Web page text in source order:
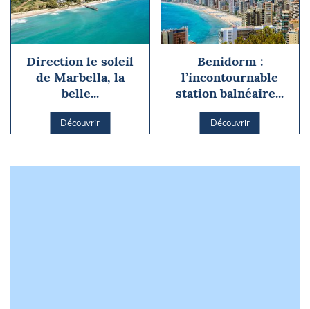
Direction le soleil
de Marbella, la
belle...
Découvrir
Benidorm :
l’incontournable
station balnéaire...
Découvrir